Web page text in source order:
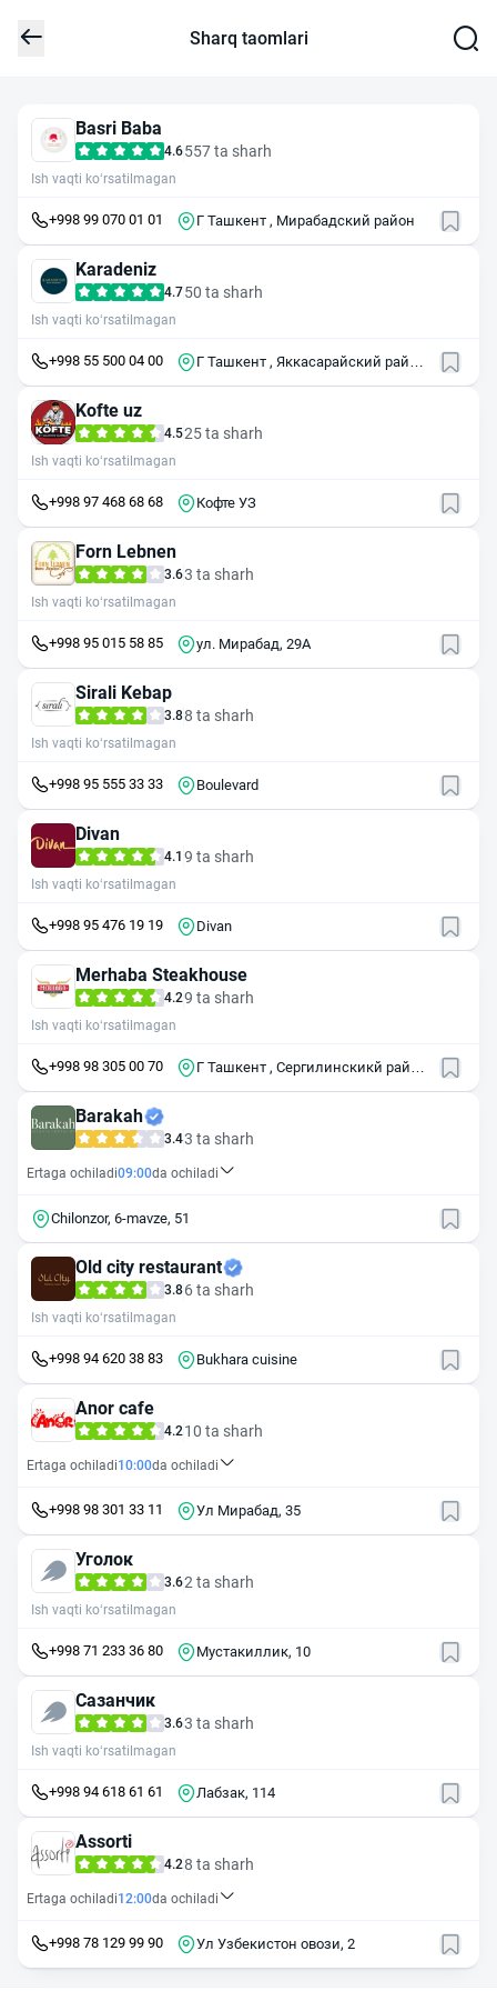
Sharq taomlari
Basri Baba
4.6557 ta sharh
Ish vaqti ko‘rsatilmagan
+998 99 070 01 01 Г Ташкент , Мирабадский район
Karadeniz
4.750 ta sharh
Ish vaqti ko‘rsatilmagan
+998 55 500 04 00
Г Ташкент , Яккасарайский район
Kofte uz
4.525 ta sharh
Ish vaqti ko‘rsatilmagan
+998 97 468 68 68 Кофте УЗ
Forn Lebnen
3.63 ta sharh
Ish vaqti ko‘rsatilmagan
+998 95 015 58 85 ул. Мирабад, 29А
Sirali Kebap
3.88 ta sharh
Ish vaqti ko‘rsatilmagan
+998 95 555 33 33 Boulevard
Divan
4.1 9 ta sharh
Ish vaqti ko‘rsatilmagan
+998 95 476 19 19 Divan
Merhaba Steakhouse
4.29 ta sharh
Ish vaqti ko‘rsatilmagan
+998 98 305 00 70
Г Ташкент , Сергилинскикй район
Barakah
3.43 ta sharh
Ertaga ochiladi09:00da ochiladi
Chilonzor, 6-mavze, 51
Old city restaurant
3.86 ta sharh
Ish vaqti ko‘rsatilmagan
+998 94 620 38 83 Bukhara cuisine
Anor cafe
4.2 10 ta sharh
Ertaga ochiladi10:00da ochiladi
+998 98 301 33 11 Ул Мирабад, 35
Уголок
3.62 ta sharh
Ish vaqti ko‘rsatilmagan
+998 71 233 36 80 Мустакиллик, 10
Сазанчик
3.63 ta sharh
Ish vaqti ko‘rsatilmagan
+998 94 618 61 61 Лабзак, 114
Assorti
4.28 ta sharh
Ertaga ochiladi12:00da ochiladi
+998 78 129 99 90 Ул Узбекистон овози, 2